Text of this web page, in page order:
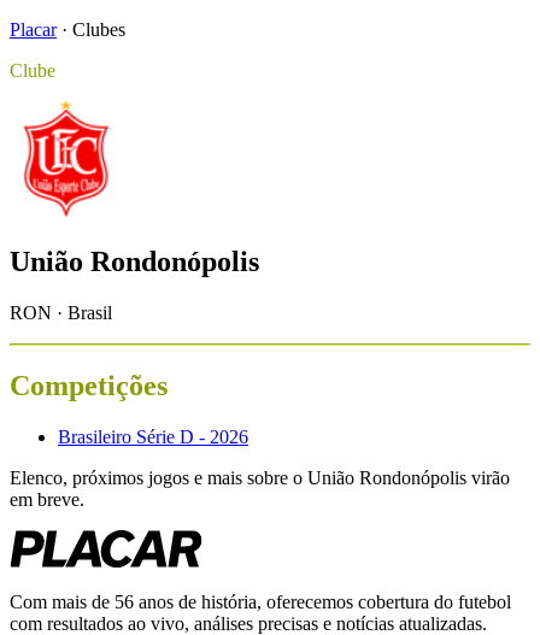
Placar · Clubes
Clube
União Rondonópolis
RON · Brasil
Competições
Brasileiro Série D - 2026
Elenco, próximos jogos e mais sobre o União Rondonópolis virão
em breve.
Com mais de 56 anos de história, oferecemos cobertura do futebol
com resultados ao vivo, análises precisas e notícias atualizadas.